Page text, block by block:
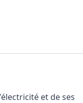
et de ses